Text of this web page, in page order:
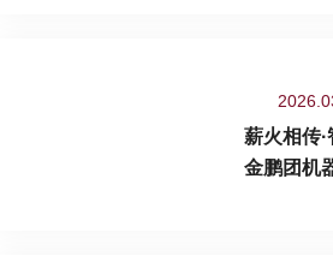
薪火相传
金鹏团机